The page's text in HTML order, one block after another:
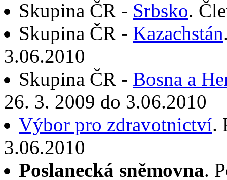
Skupina ČR - Srbsko.
Skupina ČR - Kazachstán
3.06.2010
Skupina ČR - Bosna a
26. 3. 2009 do 3.06.2010
Výbor pro zdravotnictví.
3.06.2010
Poslanecká sněmovna.